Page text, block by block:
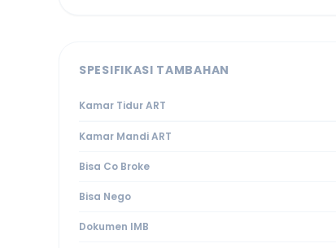
SPESIFIKASI TAMBAHAN
Kamar Tidur ART
Kamar Mandi ART
Bisa Co Broke
Bisa Nego
Dokumen IMB